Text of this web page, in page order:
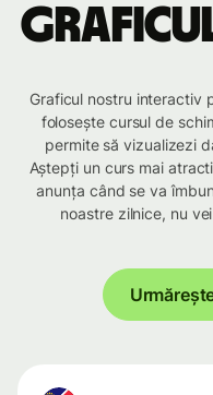
Graficul
Graficul nostru interactiv
folosește cursul de
permite să vizualizezi
Aștepți un curs mai
anunța când se va
noastre zilnice, nu